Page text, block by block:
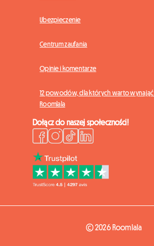
Ubezpieczenie
Centrum zaufania
Opinie i komentarze
12 powodów, dla których warto
Roomlala
Dołącz do naszej społeczności!
© 2026 Roomlala